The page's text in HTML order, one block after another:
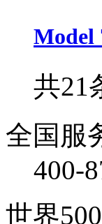
Model
共21
全国服
400-
世界